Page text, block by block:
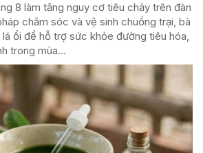
8 làm tăng nguy cơ tiêu chảy trên đàn
chăm sóc và vệ sinh chuồng trại, bà
ổi để hỗ trợ sức khỏe đường tiêu hóa,
trong mùa...